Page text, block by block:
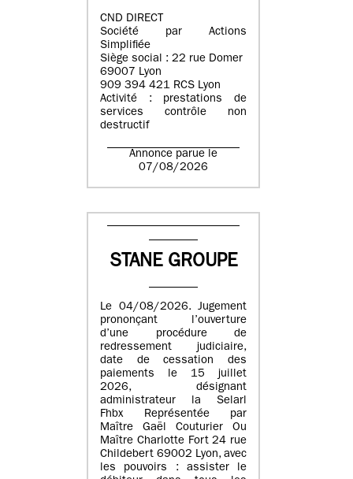
CND DIRECT
Société par Actions
Simplifiée
Siège social : 22 rue Domer
69007 Lyon
909 394 421 RCS Lyon
Activité : prestations de
services contrôle non
destructif
Annonce parue le
07/08/2026
STANE GROUPE
Le 04/08/2026. Jugement
prononçant l’ouverture
d’une procédure de
redressement judiciaire,
date de cessation des
paiements le 15 juillet
2026, désignant
administrateur la Selarl
Fhbx Représentée par
Maître Gaël Couturier Ou
Maître Charlotte Fort 24 rue
Childebert 69002 Lyon, avec
les pouvoirs : assister le